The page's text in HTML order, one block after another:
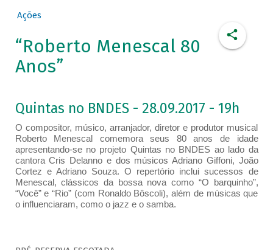
Ações
“Roberto Menescal 80
Anos”
Quintas no BNDES - 28.09.2017 - 19h
O compositor, músico, arranjador, diretor e produtor musical
Roberto Menescal comemora seus 80 anos de idade
apresentando-se no projeto Quintas no BNDES ao lado da
cantora Cris Delanno e dos músicos Adriano Giffoni, João
Cortez e Adriano Souza. O repertório inclui sucessos de
Menescal, clássicos da bossa nova como “O barquinho”,
“Você” e “Rio” (com Ronaldo Bôscoli), além de músicas que
o influenciaram, como o jazz e o samba.